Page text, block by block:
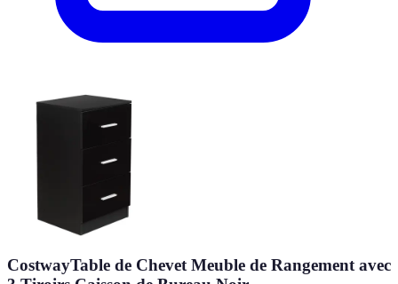
CostwayTable de Chevet Meuble de Rangement avec